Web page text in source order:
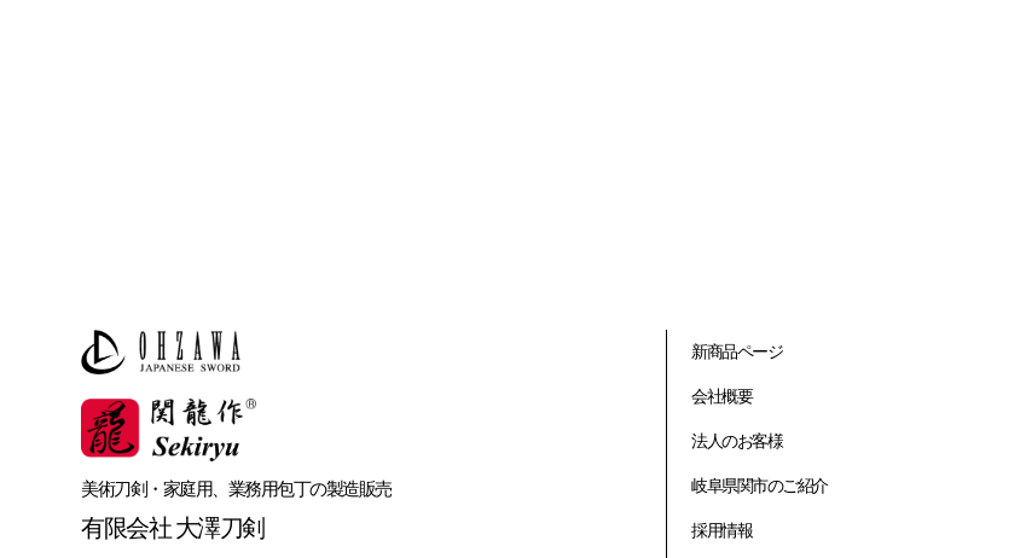
美術刀剣・家庭用、業務用包丁の製造販売
有限会社 大澤刀剣
新商品ページ
会社概要
法人のお客様
岐阜県関市のご紹介
採用情報